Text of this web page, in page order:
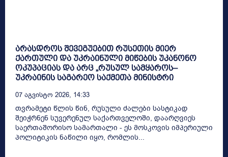
არასდროს შევეგუებით რუსეთის მიერ
ქართული და უკრაინული მიწების უკანონო
ოკუპაციას და არც „რუსულ სამყაროს–
უკრაინის საგარეო საქმეთა მინისტრი
07 Აგვისტო 2026, 14:33
თვრამეტი წლის წინ, რუსული ძალები სასტიკად
შეიჭრნენ სუვერენულ საქართველოში, დაარღვიეს
საერთაშორისო სამართალი - ეს მოსკოვის იმპერიული
პოლიტიკის ნაწილი იყო, რომლის...